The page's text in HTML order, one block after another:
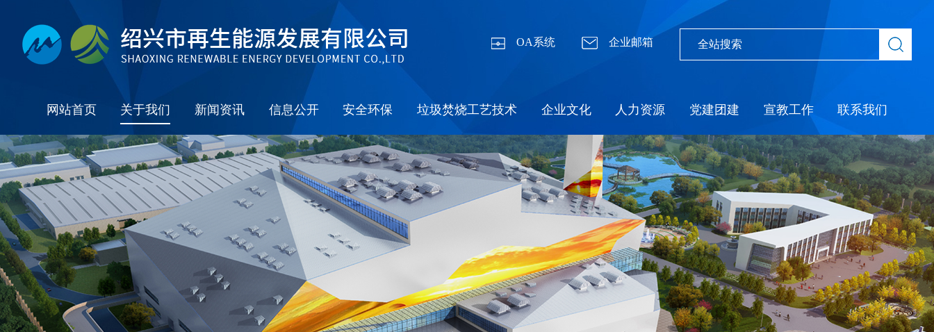
OA系统 企业邮箱
网站首页 关于我们 新闻资讯 信息公开 安全环保 垃圾焚烧工艺技术 企业文化 人力资源 党建团建 宣教工作 联系我们